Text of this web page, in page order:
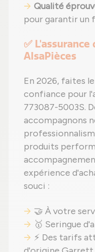
Qualité
pour garantir
✅
AlsaPièces
En 2026, faites
confiance pour
773087-5003S.
accompagnons
produits
expérience
souci :
🤝 À votre
🥇 Seringue
⚡ Des tarifs